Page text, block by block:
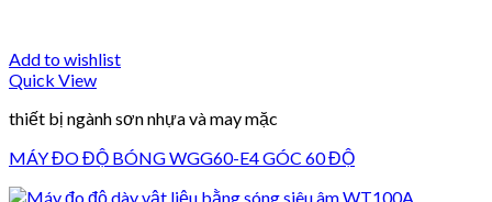
Add to wishlist
Quick View
thiết bị ngành sơn nhựa và may mặc
MÁY ĐO ĐỘ BÓNG WGG60-E4 GÓC 60 ĐỘ